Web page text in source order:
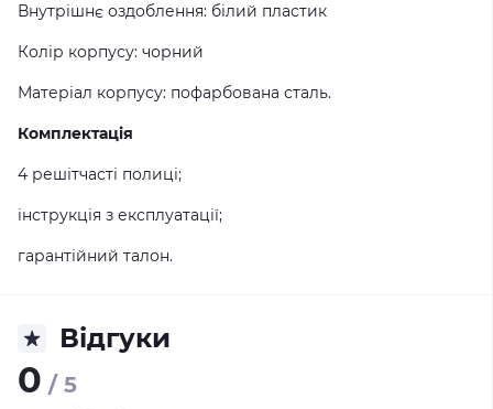
Внутрішнє оздоблення: білий пластик
Колір корпусу: чорний
Матеріал корпусу: пофарбована сталь.
Комплектація
4 решітчасті полиці;
інструкція з експлуатації;
гарантійний талон.
Відгуки
0 / 5